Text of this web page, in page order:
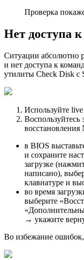
Проверка
Нет доступа
Ситуации абсолютно
и нет доступа к
утилиты Check Disk с
Используйте
восстановления
в BIOS
и сохраните
загрузке
написано),
клавиатуре и
во время
выберите
→ укажите
Во избежание ошибок,